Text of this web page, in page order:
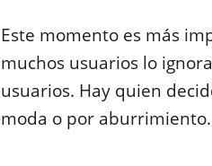
Este momento es más
muchos usuarios lo
usuarios. Hay quien
moda o por aburrimiento.